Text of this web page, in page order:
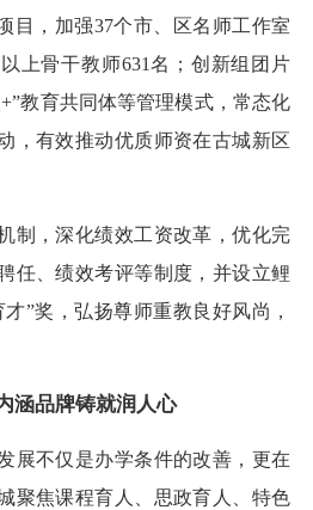
目，加强37个市、区名师工作室
上骨干教师631名；创新组团片
教育共同体等管理模式，常态化
，有效推动优质师资在古城新区
，深化绩效工资改革，优化完
任、绩效考评等制度，并设立鲤
”奖，弘扬尊师重教良好风尚，
涵品牌铸就润人心
不仅是办学条件的改善，更在
聚焦课程育人、思政育人、特色